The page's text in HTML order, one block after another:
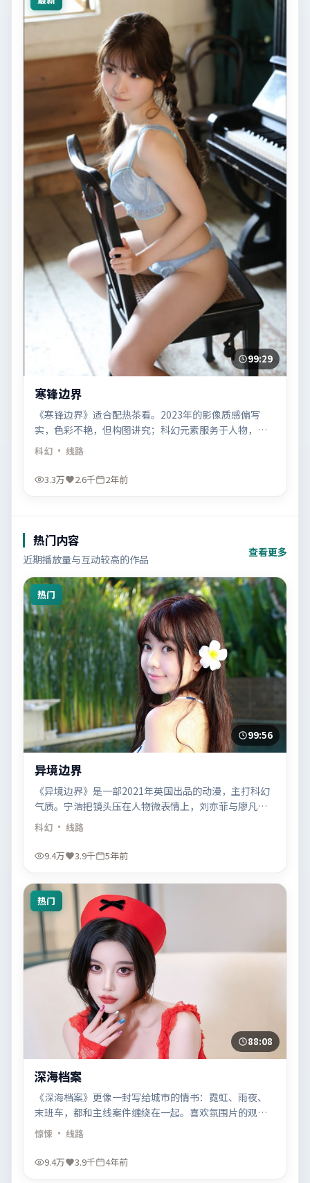
99:29
寒锋边界
《寒锋边界》适合配热茶看。2023年的影像质感偏写
实，色彩不艳，但构图讲究；科幻元素服务于人物，而
不是反过来。
科幻 · 线路
3.3万 2.6千 2年前
热门内容
近期播放量与互动较高的作品
查看更多
热门
99:56
异境边界
《异境边界》是一部2021年英国出品的动漫，主打科幻
气质。宁浩把镜头压在人物微表情上，刘亦菲与廖凡的
对手戏像钟表齿轮一样咬合推进。
科幻 · 线路
9.4万 3.9千 5年前
热门
88:08
深海档案
《深海档案》更像一封写给城市的情书：霓虹、雨夜、
末班车，都和主线案件缠绕在一起。喜欢氛围片的观
众，可能会爱上它的摄影。
惊悚 · 线路
9.4万 3.9千 4年前